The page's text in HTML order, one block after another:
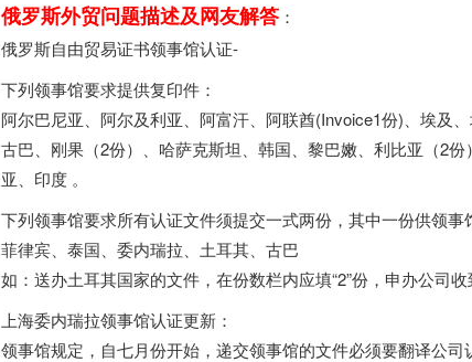
俄罗斯外贸问题描述及网友解答：
俄罗斯自由贸易证书领事馆认证-
下列领事馆要求提供复印件：
阿尔巴尼亚、阿尔及利亚、阿富汗、阿联酋(Invoice1份)、埃及
古巴、刚果（2份）、哈萨克斯坦、韩国、黎巴嫩、利比亚（2
亚、印度 。
下列领事馆要求所有认证文件须提交一式两份，其中一份供领事
菲律宾、泰国、委内瑞拉、土耳其、古巴
如：送办土耳其国家的文件，在份数栏内应填“2”份，申办公司收
上海委内瑞拉领事馆认证更新：
领事馆规定，自七月份开始，递交领事馆的文件必须要翻译公司